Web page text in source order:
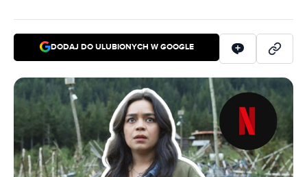
DODAJ DO ULUBIONYCH W GOOGLE